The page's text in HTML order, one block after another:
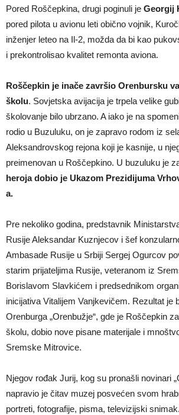
Pored Roščepkina, drugi poginuli je Georgij
pored pilota u avionu leti obično vojnik,
inženjer leteo na Il-2, možda da bi kao
i prekontrolisao kvalitet remonta aviona.
Roščepkin je inače završio Orenbursku
školu. Sovjetska avijacija je trpela velike
školovanje bilo ubrzano. A iako je na
rodio u Buzuluku, on je zapravo rodom iz
Aleksandrovskog rejona koji je kasnije, u
preimenovan u Roščepkino. U buzuluku je
heroja dobio je Ukazom Prezidijuma
a.
Pre nekoliko godina, predstavnik
Rusije Aleksandar Kuznjecov i šef
Ambasade Rusije u Srbiji Sergej Ogurcov
starim prijateljima Rusije, veteranom iz
Borislavom Slavkićem i predsednikom
inicijativa Vitalijem Vanjkevičem. Rezultat je
Orenburga „Orenbužje“, gde je Roščepkin
školu, dobio nove pisane materijale i
Sremske Mitrovice.
Njegov rođak Jurij, kog su pronašli novinari
napravio je čitav muzej posvećen svom
portreti, fotografije, pisma, televizijski snimak.